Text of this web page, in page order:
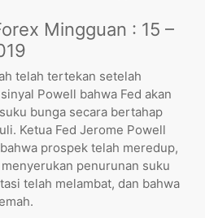
Mingguan : 15 –
telah tertekan setelah
Powell bahwa Fed akan
bunga secara bertahap
Ketua Fed Jerome Powell
prospek telah meredup,
penurunan suku
telah melambat, dan bahwa